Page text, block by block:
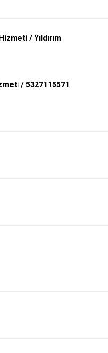
/ Yıldırım
/ 5327115571